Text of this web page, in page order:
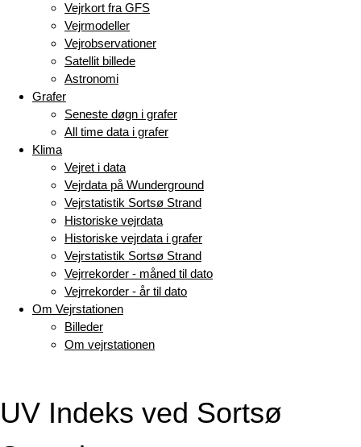
Vejrkort fra GFS
Vejrmodeller
Vejrobservationer
Satellit billede
Astronomi
Grafer
Seneste døgn i grafer
All time data i grafer
Klima
Vejret i data
Vejrdata på Wunderground
Vejrstatistik Sortsø Strand
Historiske vejrdata
Historiske vejrdata i grafer
Vejrstatistik Sortsø Strand
Vejrrekorder - måned til dato
Vejrrekorder - år til dato
Om Vejrstationen
Billeder
Om vejrstationen
UV Indeks ved Sortsø